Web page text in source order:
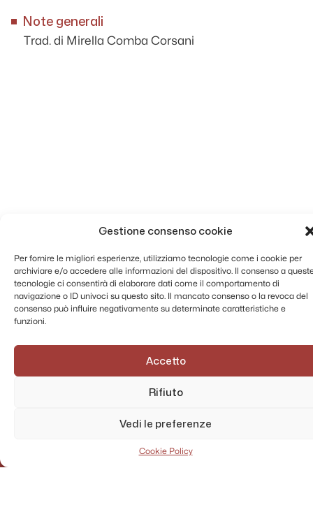
Gestione consenso cookie
Per fornire le migliori esperienze, utilizziamo tecnologie come i cookie per
archiviare e/o accedere alle informazioni del dispositivo. Il consenso a
tecnologie ci consentirà di elaborare dati come il comportamento di
navigazione o ID univoci su questo sito. Il mancato consenso o la revoca del
consenso può influire negativamente su determinate caratteristiche e
funzioni.
Accetto
Rifiuto
Vedi le preferenze
Cookie Policy
Note generali
Trad. di Mirella Comba Corsani